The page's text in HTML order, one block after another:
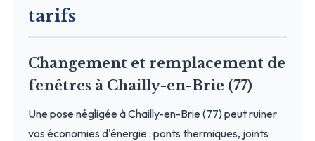
tarifs
Changement et remplacement de
fenêtres à Chailly-en-Brie (77)
Une pose négligée à Chailly-en-Brie (77) peut ruiner
vos économies d'énergie : ponts thermiques, joints